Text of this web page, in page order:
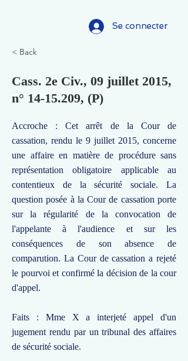
Se connecter
< Back
Cass. 2e Civ., 09 juillet 2015,
n° 14-15.209, (P)
Accroche : Cet arrêt de la Cour de
cassation, rendu le 9 juillet 2015, concerne
une affaire en matière de procédure sans
représentation obligatoire applicable au
contentieux de la sécurité sociale. La
question posée à la Cour de cassation porte
sur la régularité de la convocation de
l'appelante à l'audience et sur les
conséquences de son absence de
comparution. La Cour de cassation a rejeté
le pourvoi et confirmé la décision de la cour
d'appel.
Faits : Mme X a interjeté appel d'un
jugement rendu par un tribunal des affaires
de sécurité sociale.